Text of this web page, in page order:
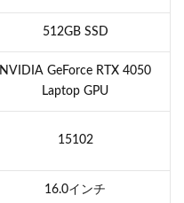
512GB SSD
NVIDIA GeForce RTX 4050
Laptop GPU
15102
16.0インチ